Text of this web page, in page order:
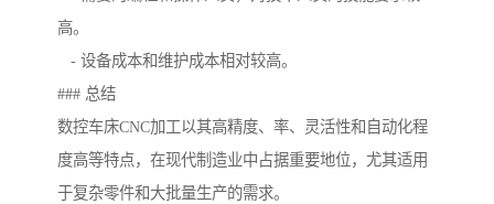
高。
- 设备成本和维护成本相对较高。
### 总结
数控车床CNC加工以其高精度、率、灵活性和自动化程
度高等特点，在现代制造业中占据重要地位，尤其适用
于复杂零件和大批量生产的需求。